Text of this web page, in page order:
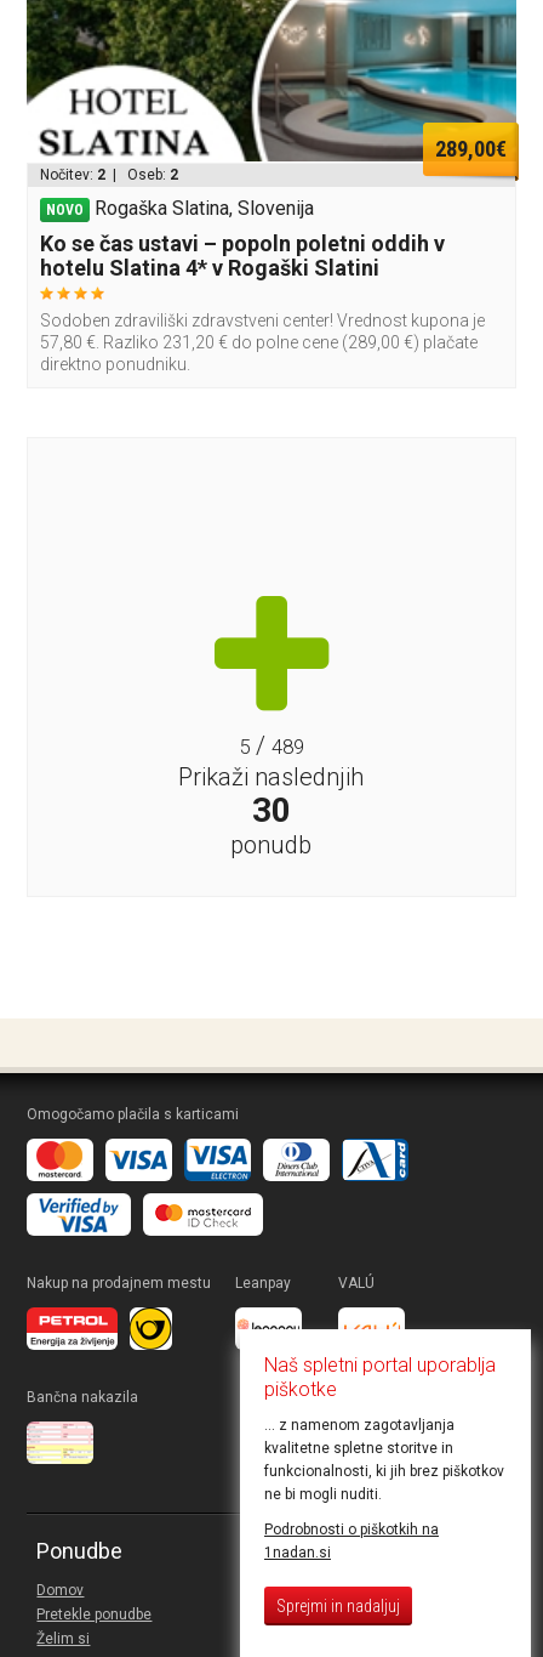
289,00€
Nočitev: 2 | Oseb: 2
NOVO Rogaška Slatina, Slovenija
Ko se čas ustavi – popoln poletni oddih v
hotelu Slatina 4* v Rogaški Slatini
Sodoben zdraviliški zdravstveni center! Vrednost kupona je
57,80 €. Razliko 231,20 € do polne cene (289,00 €) plačate
direktno ponudniku.
5/ 489
Prikaži naslednjih
30
ponudb
Omogočamo plačila s karticami
Nakup na prodajnem mestu Leanpay VALÚ
Bančna nakazila
Ponudbe
Domov
Pretekle ponudbe
Želim si
Kaj je 1nadan.si?
Kako deluje 1nadan?
Pogosta vprašanja
Naš spletni portal uporablja
piškotke
... z namenom zagotavljanja
kvalitetne spletne storitve in
funkcionalnosti, ki jih brez piškotkov
ne bi mogli nuditi.
Podrobnosti o piškotkih na
1nadan.si
Sprejmi in nadaljuj